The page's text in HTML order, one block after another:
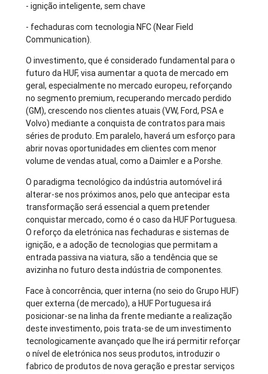
- ignição inteligente, sem chave
- fechaduras com tecnologia NFC (Near Field
Communication).
O investimento, que é considerado fundamental para o
futuro da HUF, visa aumentar a quota de mercado em
geral, especialmente no mercado europeu, reforçando
no segmento premium, recuperando mercado perdido
(GM), crescendo nos clientes atuais (VW, Ford, PSA e
Volvo) mediante a conquista de contratos para mais
séries de produto. Em paralelo, haverá um esforço para
abrir novas oportunidades em clientes com menor
volume de vendas atual, como a Daimler e a Porshe.
O paradigma tecnológico da indústria automóvel irá
alterar-se nos próximos anos, pelo que antecipar esta
transformação será essencial a quem pretender
conquistar mercado, como é o caso da HUF Portuguesa.
O reforço da eletrónica nas fechaduras e sistemas de
ignição, e a adoção de tecnologias que permitam a
entrada passiva na viatura, são a tendência que se
avizinha no futuro desta indústria de componentes.
Face à concorrência, quer interna (no seio do Grupo HUF)
quer externa (de mercado), a HUF Portuguesa irá
posicionar-se na linha da frente mediante a realização
deste investimento, pois trata-se de um investimento
tecnologicamente avançado que lhe irá permitir reforçar
o nível de eletrónica nos seus produtos, introduzir o
fabrico de produtos de nova geração e prestar serviços